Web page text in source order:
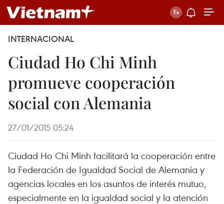
INTERNACIONAL
Ciudad Ho Chi Minh
promueve cooperación
social con Alemania
27/01/2015 05:24
Ciudad Ho Chi Minh facilitará la cooperación entre
la Federación de Igualdad Social de Alemania y
agencias locales en los asuntos de interés mutuo,
especialmente en la igualdad social y la atención